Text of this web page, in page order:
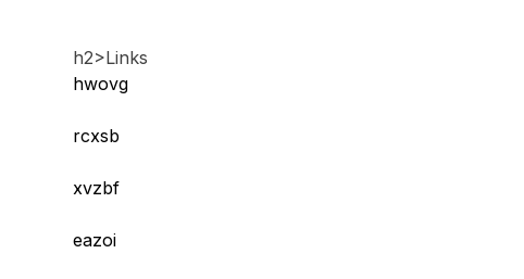
h2>Links
hwovg
rcxsb
xvzbf
eazoi